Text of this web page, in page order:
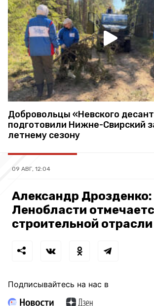
Добровольцы «Невского
подготовили Нижне-Свирский
летнему сезону
09 АВГ, 12:04
Александр Дрозденко:
Ленобласти
строительной отрасли
Подписывайтесь на нас в